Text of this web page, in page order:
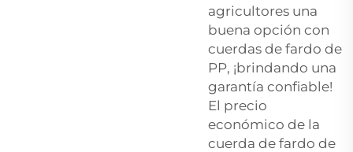
agricultores una
buena opción con
cuerdas de fardo de
PP, ¡brindando una
garantía confiable!
El precio
económico de la
cuerda de fardo de